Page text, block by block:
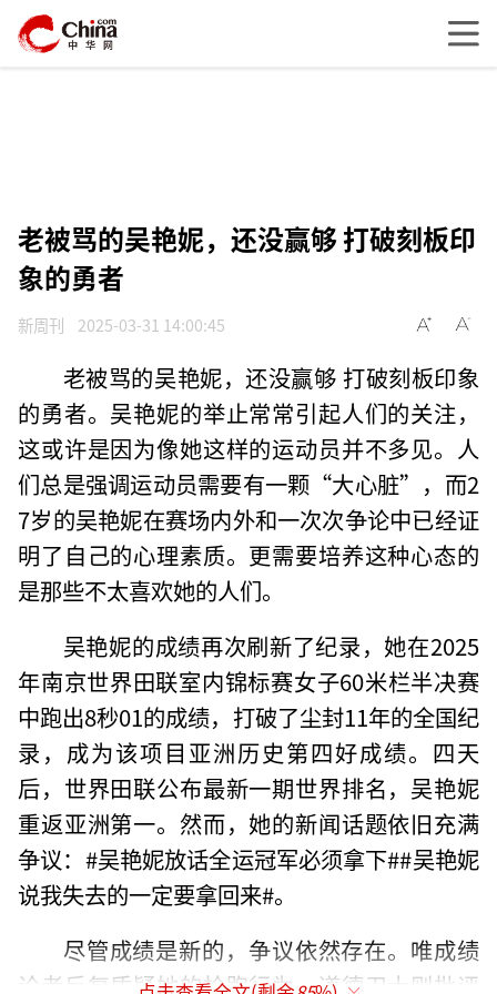
老被骂的吴艳妮，还没赢够 打破刻板印
象的勇者
新周刊 2025-03-31 14:00:45
老被骂的吴艳妮，还没赢够 打破刻板印象
的勇者。吴艳妮的举止常常引起人们的关注，
这或许是因为像她这样的运动员并不多见。人
们总是强调运动员需要有一颗“大心脏”，而2
7岁的吴艳妮在赛场内外和一次次争论中已经证
明了自己的心理素质。更需要培养这种心态的
是那些不太喜欢她的人们。
吴艳妮的成绩再次刷新了纪录，她在2025
年南京世界田联室内锦标赛女子60米栏半决赛
中跑出8秒01的成绩，打破了尘封11年的全国纪
录，成为该项目亚洲历史第四好成绩。四天
后，世界田联公布最新一期世界排名，吴艳妮
重返亚洲第一。然而，她的新闻话题依旧充满
争议：#吴艳妮放话全运冠军必须拿下##吴艳妮
说我失去的一定要拿回来#。
尽管成绩是新的，争议依然存在。唯成绩
论者反复质疑她的抢跑行为，道德卫士则批评